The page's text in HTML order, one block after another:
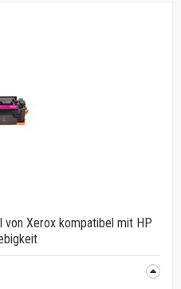
von Xerox kompatibel mit HP